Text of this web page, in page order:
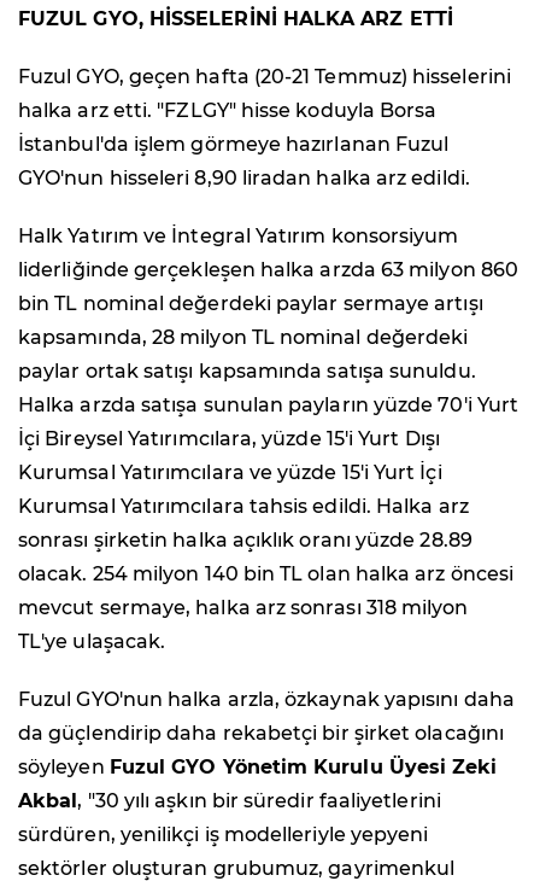
FUZUL GYO, HİSSELERİNİ HALKA ARZ ETTİ
Fuzul GYO, geçen hafta (20-21 Temmuz) hisselerini
halka arz etti. "FZLGY" hisse koduyla Borsa
İstanbul'da işlem görmeye hazırlanan Fuzul
GYO'nun hisseleri 8,90 liradan halka arz edildi.
Halk Yatırım ve İntegral Yatırım konsorsiyum
liderliğinde gerçekleşen halka arzda 63 milyon 860
bin TL nominal değerdeki paylar sermaye artışı
kapsamında, 28 milyon TL nominal değerdeki
paylar ortak satışı kapsamında satışa sunuldu.
Halka arzda satışa sunulan payların yüzde 70'i Yurt
İçi Bireysel Yatırımcılara, yüzde 15'i Yurt Dışı
Kurumsal Yatırımcılara ve yüzde 15'i Yurt İçi
Kurumsal Yatırımcılara tahsis edildi. Halka arz
sonrası şirketin halka açıklık oranı yüzde 28.89
olacak. 254 milyon 140 bin TL olan halka arz öncesi
mevcut sermaye, halka arz sonrası 318 milyon
TL'ye ulaşacak.
Fuzul GYO'nun halka arzla, özkaynak yapısını daha
da güçlendirip daha rekabetçi bir şirket olacağını
söyleyen Fuzul GYO Yönetim Kurulu Üyesi Zeki
Akbal, "30 yılı aşkın bir süredir faaliyetlerini
sürdüren, yenilikçi iş modelleriyle yepyeni
sektörler oluşturan grubumuz, gayrimenkul